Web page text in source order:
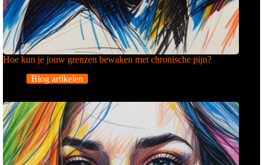
Hoe kun je jouw grenzen bewaken met chronische pijn?
Blog artikelen